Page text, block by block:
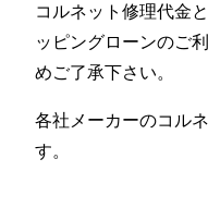
コルネット修理代金
ッピングローンのご
めご了承下さい。
各社メーカーのコル
す。